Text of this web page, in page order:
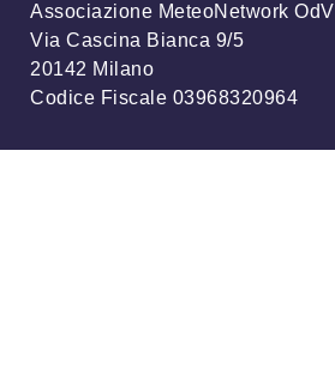
Associazione MeteoNetwork OdV
Via Cascina Bianca 9/5
20142 Milano
Codice Fiscale 03968320964